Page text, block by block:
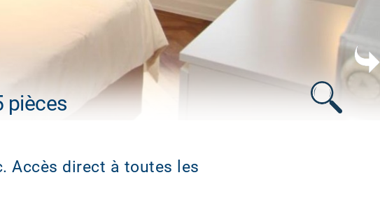
pièces
Accès direct à toutes les